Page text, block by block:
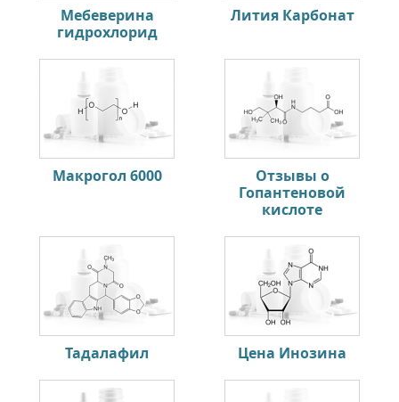
Мебеверина
гидрохлорид
Лития Карбонат
Макрогол 6000
Отзывы о
Гопантеновой
кислоте
Тадалафил Цена Инозина